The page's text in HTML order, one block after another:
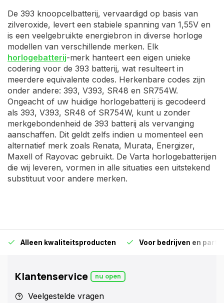
De 393 knoopcelbatterij, vervaardigd op basis van
zilveroxide, levert een stabiele spanning van 1,55V en
is een veelgebruikte energiebron in diverse horloge
modellen van verschillende merken. Elk
horlogebatterij-merk hanteert een eigen unieke
codering voor de 393 batterij, wat resulteert in
meerdere equivalente codes. Herkenbare codes zijn
onder andere: 393, V393, SR48 en SR754W.
Ongeacht of uw huidige horlogebatterij is gecodeerd
als 393, V393, SR48 of SR754W, kunt u zonder
merkgebondenheid de 393 batterij als vervanging
aanschaffen. Dit geldt zelfs indien u momenteel een
alternatief merk zoals Renata, Murata, Energizer,
Maxell of Rayovac gebruikt. De Varta horlogebatterijen
die wij leveren, vormen in alle situaties een uitstekend
substituut voor andere merken.
Alleen kwaliteitsproducten Voor bedrijven en
Klantenservice nu open
Veelgestelde vragen